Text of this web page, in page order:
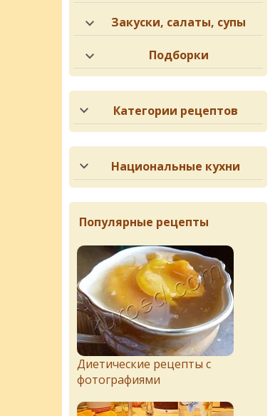
Закуски, салаты, супы
Подборки
Категории рецептов
Национальные кухни
Популярные рецепты
Диетические рецепты с
фотографиями